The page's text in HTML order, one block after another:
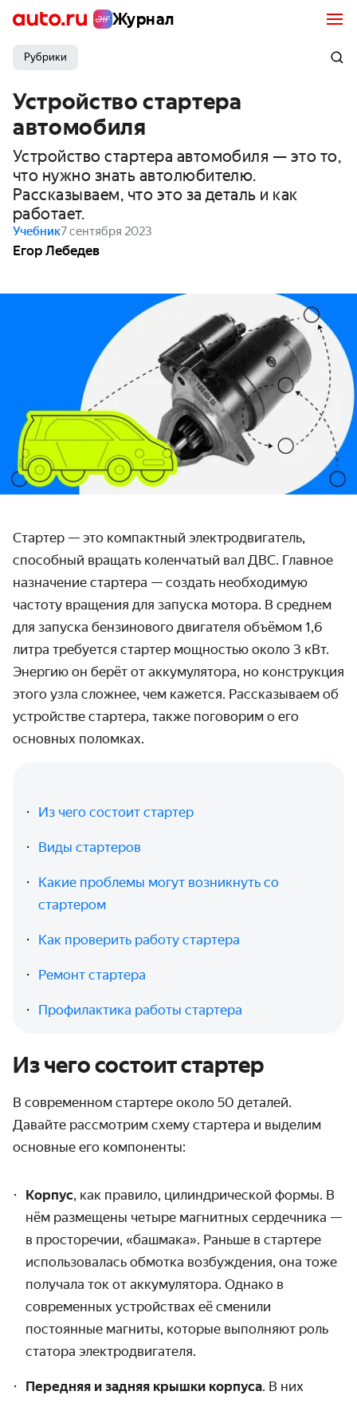
Журнал
Рубрики
Устройство стартера
автомобиля
Устройство стартера автомобиля — это то,
что нужно знать автолюбителю.
Рассказываем, что это за деталь и как
работает.
Учебник7 сентября 2023
Егор Лебедев
Стартер — это компактный электродвигатель,
способный вращать коленчатый вал ДВС. Главное
назначение стартера — создать необходимую
частоту вращения для запуска мотора. В среднем
для запуска бензинового двигателя объёмом 1,6
литра требуется стартер мощностью около 3 кВт.
Энергию он берёт от аккумулятора, но конструкция
этого узла сложнее, чем кажется. Рассказываем об
устройстве стартера, также поговорим о его
основных поломках.
Из чего состоит стартер
Виды стартеров
Какие проблемы могут возникнуть со
стартером
Как проверить работу стартера
Ремонт стартера
Профилактика работы стартера
Из чего состоит стартер
В современном стартере около 50 деталей.
Давайте рассмотрим схему стартера и выделим
основные его компоненты:
Корпус, как правило, цилиндрической формы. В
нём размещены четыре магнитных сердечника —
в просторечии, «башмака». Раньше в стартере
использовалась обмотка возбуждения, она тоже
получала ток от аккумулятора. Однако в
современных устройствах её сменили
постоянные магниты, которые выполняют роль
статора электродвигателя.
Передняя и задняя крышки корпуса. В них